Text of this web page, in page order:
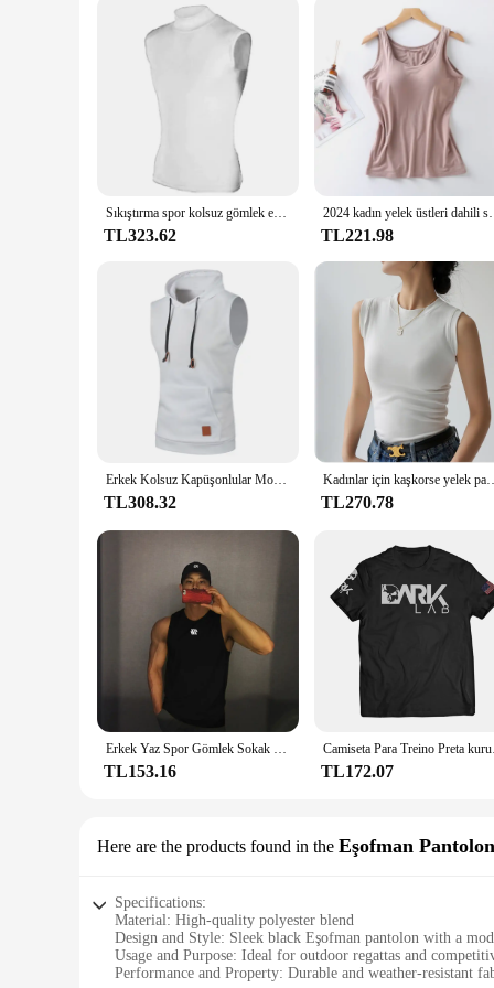
Sıkıştırma spor kolsuz gömlek egzersiz Tank Top erkekler vücut geliştirme sıkı giyim spor erkek spor yelek kas adam tankı üstleri
TL323.62
2024 kadın yelek üstleri
TL221.98
Erkek Kolsuz Kapüşonlular Moda Rahat Kapşonlu Kazak Erkekler Vücut Geliştirme Tank Top Spor Gömlek Yelek Yelek Spor Salonu
TL308.32
Kadınlar için kaşkorse yelek pamuk yuvarlak
TL270.78
Erkek Yaz Spor Gömlek Sokak Kolsuz Yüksek Kaliteli erkek tişört Spor eğitimi yeleği Spor Yelek Giyim Yeni 2023
TL153.16 TL172.07
Here are the products found in the Eşofman Pantolon
Specifications:
Material: High-quality polyester blend
Design and Style: Sleek black Eşofman pantolon with a
Usage and Purpose: Ideal for outdoor regattas and
Performance and Property: Durable and weather-resistant